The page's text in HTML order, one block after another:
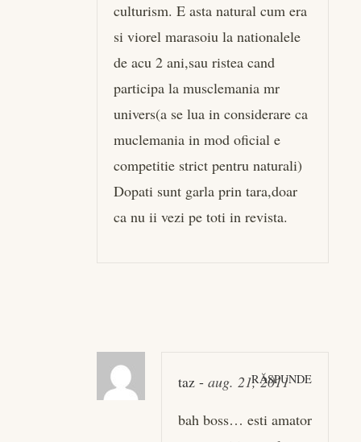
culturism. E asta natural cum era
si viorel marasoiu la nationalele
de acu 2 ani,sau ristea cand
participa la musclemania mr
univers(a se lua in considerare ca
muclemania in mod oficial e
competitie strict pentru naturali)
Dopati sunt garla prin tara,doar
ca nu ii vezi pe toti in revista.
taz - aug. 21, 2011
RĂSPUNDE
bah boss… esti amator